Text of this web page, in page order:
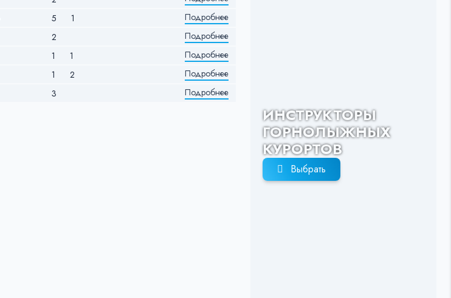
5 1 Подробнее
2 Подробнее
1 1 Подробнее
1 2 Подробнее
3 Подробнее
ИНСТРУКТОРЫ
ГОРНОЛЫЖНЫХ
КУРОРТОВ
Выбрать